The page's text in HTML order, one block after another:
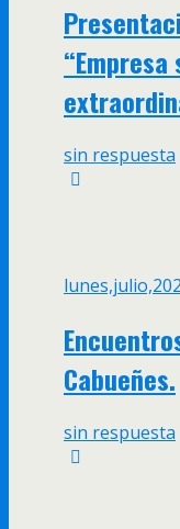
sin respuesta
Cabueñes.
sin respuesta